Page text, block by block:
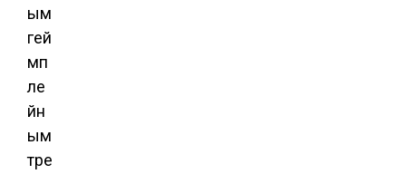
ым
гей
мп
ле
йн
ым
тре